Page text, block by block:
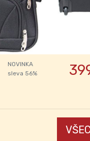
NOVINKA
sleva 56%